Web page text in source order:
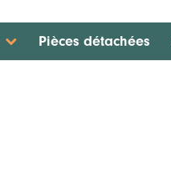
Pièces détachées